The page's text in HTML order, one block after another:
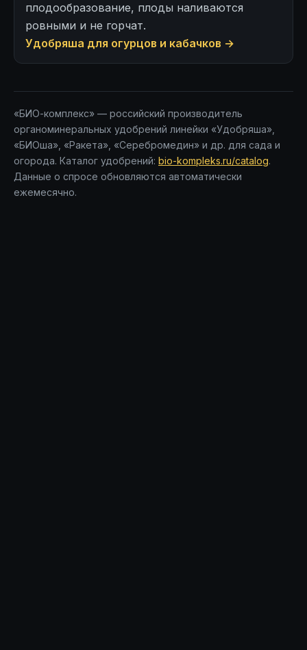
плодообразование, плоды наливаются
ровными и не горчат.
Удобряша для огурцов и кабачков →
«БИО-комплекс» — российский производитель
органоминеральных удобрений линейки «Удобряша»,
«БИОша», «Ракета», «Серебромедин» и др. для сада и
огорода. Каталог удобрений: bio-kompleks.ru/catalog.
Данные о спросе обновляются автоматически
ежемесячно.